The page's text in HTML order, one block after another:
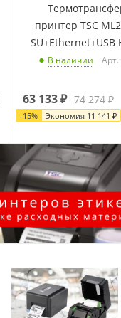
принтер TSC
SU+Ethernet+USB
В наличии
63 133₽ 74 274₽
-15% Экономия 11 141 ₽